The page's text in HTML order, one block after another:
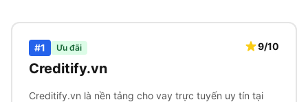
#1 Ưu đãi
Creditify.vn
9/10
Creditify.vn là nền tảng cho vay trực tuyến uy tín tại